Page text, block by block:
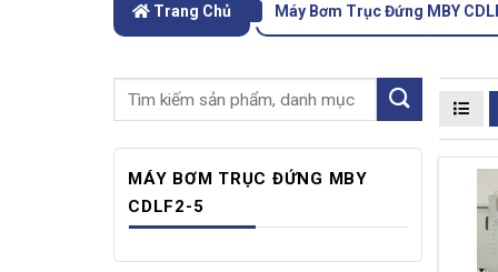
Trang Chủ Máy Bơm Trục Đứng MBY
MÁY BƠM TRỤC ĐỨNG MBY
CDLF2-5